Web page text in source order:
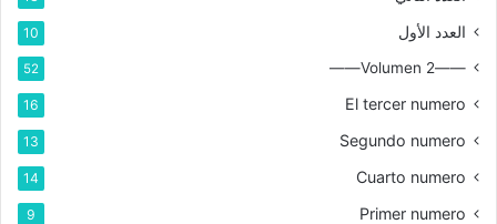
العدد الأول 10
——Volumen 2——
52
El tercer numero
16
Segundo numero
13
Cuarto numero
14
Primer numero
9